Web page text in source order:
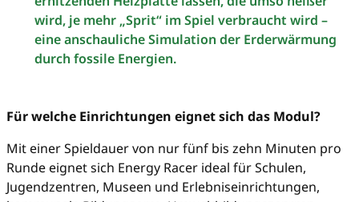
wird, je mehr „Sprit“ im Spiel verbraucht wird –
eine anschauliche Simulation der Erderwärmung
durch fossile Energien.
Für welche Einrichtungen eignet sich das Modul?
Mit einer Spieldauer von nur fünf bis zehn Minuten pro
Runde eignet sich Energy Racer ideal für Schulen,
Jugendzentren, Museen und Erlebniseinrichtungen,